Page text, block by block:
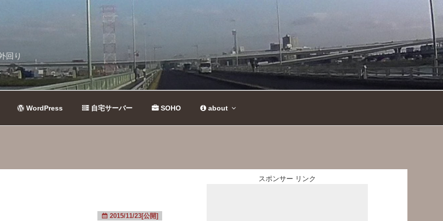
回り
WordPress 自宅サーバー SOHO about
2015/11/23[公開]
スポンサー リンク